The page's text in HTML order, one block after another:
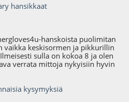
hansikkaat
hanskoista puolimitan
vaikka keskisormen ja pikkurillin
sulla on kokoa 8 ja olen
verrata mittoja nykyisiin hyvin
kysymyksiä